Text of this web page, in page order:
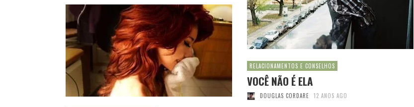
RELACIONAMENTOS E CONSELHOS
VOCÊ NÃO É ELA
DOUGLAS CORDARE 12 ANOS AGO